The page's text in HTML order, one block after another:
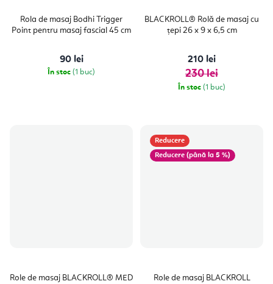
Rola de masaj Bodhi Trigger
Point pentru masaj fascial 45 cm
90 lei
În stoc (1 buc)
BLACKROLL® Rolă de masaj cu
țepi 26 x 9 x 6,5 cm
210 lei
230 lei
În stoc (1 buc)
Role de masaj BLACKROLL® MED
Reducere
(până la 5 %)
Role de masaj BLACKROLL